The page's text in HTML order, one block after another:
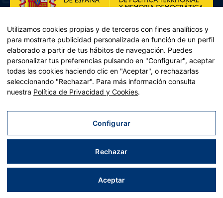
Plan de Recuperación, Transformación y Resiliencia – Financiado por
Recuperación y resiliencia, establecido por el Reglamento (UE)
2021/241 del Parlamento Europeo y del Consejo, de 12 de febrero
Aviso legal|Política de privacidad|Política de cookies|Accesibilidad|Mapa web
| Desarrollado porTrestristes
Utilizamos cookies propias y de terceros con fines analíticos y
para mostrarte publicidad personalizada en función de un perfil
elaborado a partir de tus hábitos de navegación. Puedes
personalizar tus preferencias pulsando en "Configurar", aceptar
todas las cookies haciendo clic en "Aceptar", o rechazarlas
seleccionando "Rechazar". Para más información consulta
nuestra Política de Privacidad y Cookies.
Configurar
Rechazar
Aceptar